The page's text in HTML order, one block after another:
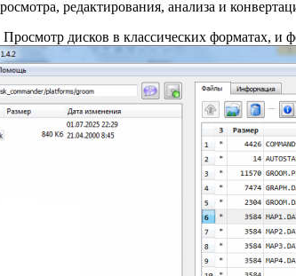
редактирования, анализа и
Просмотр дисков в классических форматах, и